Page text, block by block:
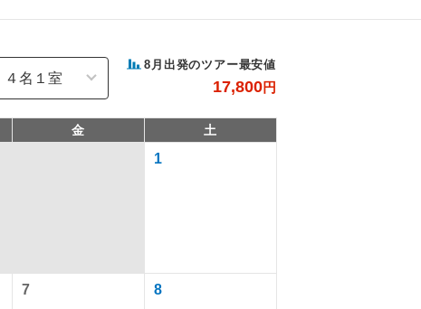
8 月出発のツアー最安値
17,800円
金 土
1
7 8